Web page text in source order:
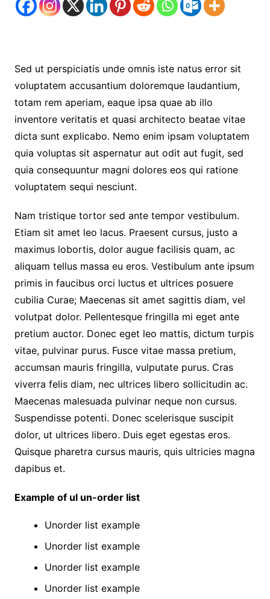
Sed ut perspiciatis unde omnis iste natus error sit
voluptatem accusantium doloremque laudantium,
totam rem aperiam, eaque ipsa quae ab illo
inventore veritatis et quasi architecto beatae vitae
dicta sunt explicabo. Nemo enim ipsam voluptatem
quia voluptas sit aspernatur aut odit aut fugit, sed
quia consequuntur magni dolores eos qui ratione
voluptatem sequi nesciunt.
Nam tristique tortor sed ante tempor vestibulum.
Etiam sit amet leo lacus. Praesent cursus, justo a
maximus lobortis, dolor augue facilisis quam, ac
aliquam tellus massa eu eros. Vestibulum ante ipsum
primis in faucibus orci luctus et ultrices posuere
cubilia Curae; Maecenas sit amet sagittis diam, vel
volutpat dolor. Pellentesque fringilla mi eget ante
pretium auctor. Donec eget leo mattis, dictum turpis
vitae, pulvinar purus. Fusce vitae massa pretium,
accumsan mauris fringilla, vulputate purus. Cras
viverra felis diam, nec ultrices libero sollicitudin ac.
Maecenas malesuada pulvinar neque non cursus.
Suspendisse potenti. Donec scelerisque suscipit
dolor, ut ultrices libero. Duis eget egestas eros.
Quisque pharetra cursus mauris, quis ultricies magna
dapibus et.
Example of ul un-order list
Unorder list example
Unorder list example
Unorder list example
Unorder list example